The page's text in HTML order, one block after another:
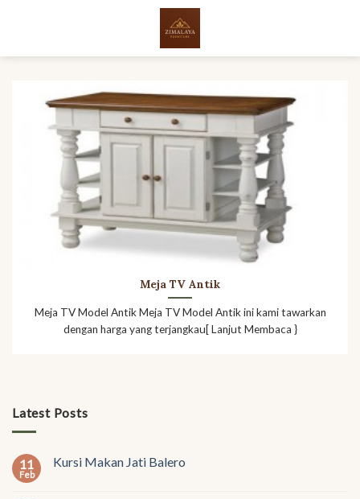
Latest Posts
11
Feb
Kursi Makan Jati Balero
Meja TV Antik
Meja TV Model Antik Meja TV Model Antik ini kami tawarkan
dengan harga yang terjangkau[ Lanjut Membaca }